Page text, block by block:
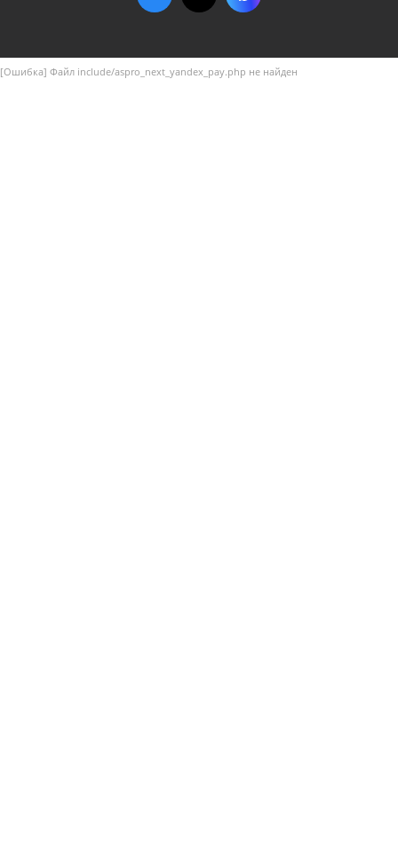
[Ошибка] Файл include/aspro_next_yandex_pay.php не найден